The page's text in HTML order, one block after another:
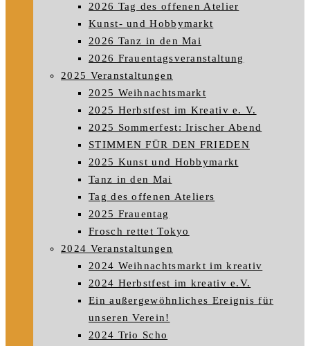
2026 Tag des offenen Atelier
Kunst- und Hobbymarkt
2026 Tanz in den Mai
2026 Frauentagsveranstaltung
2025 Veranstaltungen
2025 Weihnachtsmarkt
2025 Herbstfest im Kreativ e. V.
2025 Sommerfest: Irischer Abend
STIMMEN FÜR DEN FRIEDEN
2025 Kunst und Hobbymarkt
Tanz in den Mai
Tag des offenen Ateliers
2025 Frauentag
Frosch rettet Tokyo
2024 Veranstaltungen
2024 Weihnachtsmarkt im kreativ
2024 Herbstfest im kreativ e.V.
Ein außergewöhnliches Ereignis für
unseren Verein!
2024 Trio Scho